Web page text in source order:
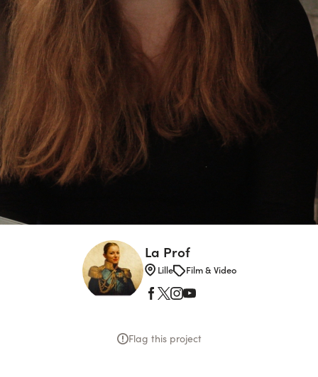
La Prof
Lille Film & Video
Flag this project